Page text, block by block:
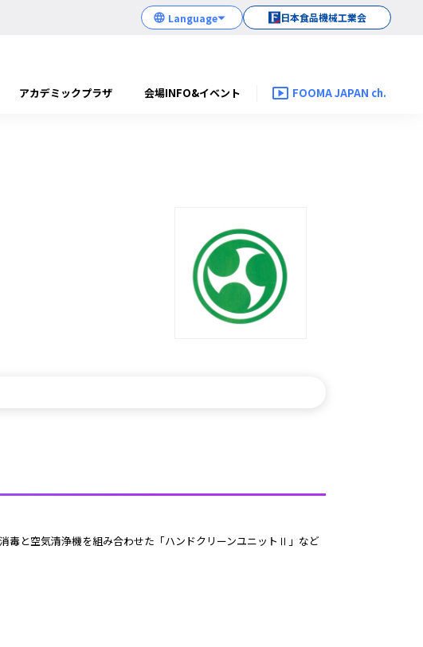
日本食品機械工業会
アカデミックプラザ 会場INFO&イベント FOOMA JAPAN ch.